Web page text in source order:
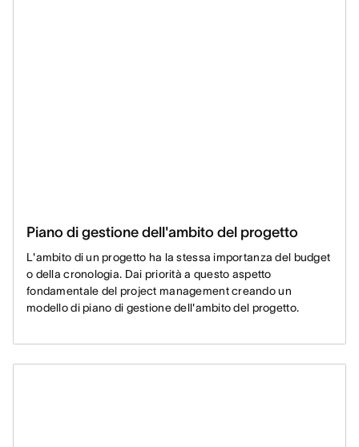
Piano di gestione dell'ambito del progetto
L'ambito di un progetto ha la stessa importanza del budget
o della cronologia. Dai priorità a questo aspetto
fondamentale del project management creando un
modello di piano di gestione dell'ambito del progetto.